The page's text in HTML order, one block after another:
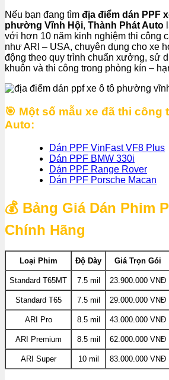
Nếu bạn đang tìm địa điểm dán PPF
phường Vĩnh Hội, Thành Phát Auto
với hơn 10 năm kinh nghiệm thi công
như ARI – USA, chuyên dụng cho xe
động theo quy trình chuẩn xưởng, sử
khuôn và thi công trong phòng kín –
🎯 Một số mẫu xe đã thi công
Auto:
Dán PPF VinFast VF8 Plus
Dán PPF BMW 330i
Dán PPF Range Rover
Dán PPF Porsche Macan
💰 Bảng Giá Dán Phim
Chính Hãng
Loại Phim Độ Dày Giá Trọn Gói
Standard T65MT 7.5 mil 23.900.000 VNĐ
Standard T65 7.5 mil 29.000.000 VNĐ
ARI Pro 8.5 mil 43.000.000 VNĐ
ARI Premium 8.5 mil 62.000.000 VNĐ
ARI Super 10 mil 83.000.000 VNĐ